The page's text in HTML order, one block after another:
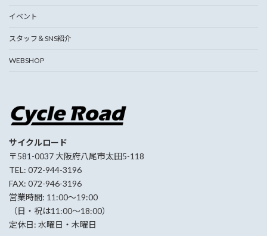
イベント
スタッフ＆SNS紹介
WEBSHOP
サイクルロード
〒581-0037 大阪府八尾市太田5-118
TEL: 072-944-3196
FAX: 072-946-3196
営業時間: 11:00〜19:00
（日・祝は11:00〜18:00）
定休日: 水曜日・木曜日